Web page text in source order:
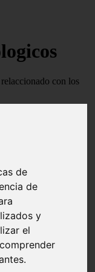
de
de
y
el
con los
Español】